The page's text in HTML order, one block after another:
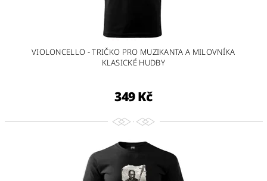
VIOLONCELLO - TRIČKO PRO MUZIKANTA A MILOVNÍKA
KLASICKÉ HUDBY
349 Kč